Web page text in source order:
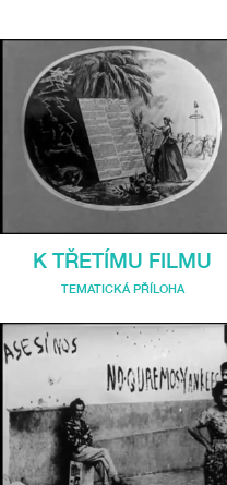
K TŘETÍMU FILMU
TEMATICKÁ PŘÍLOHA